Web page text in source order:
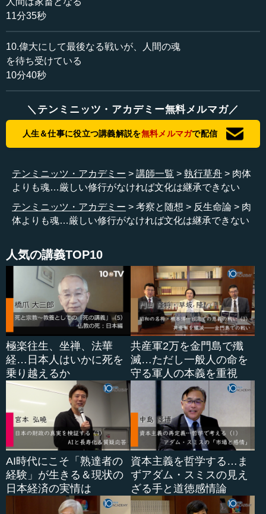
時代とともに少しずつ激しくなる。人間は神を失い、文化
を支える価値も失ってしまった。
だから、文化の継承は今後できません。文化を継承しよ
うと思っている人は、嫌なことを言いますが、諦めたほう
がいい。なぜなら、文化の継承は「修行」によってなされ
修行とは教えです。師匠から弟子へ、先生から弟子へと
受け継がれてきたのが人類文化です。でも、今はご存じだ
と思いますが、厳しいものはすべて、「パワハラ」「ハラ
ハラスメントでひどいものも、もちろんあります。それ
もう終わったのだと捉えています。だって、継承させよう
としたら、人が嫌がることを押し付けなければならないで
人間は、自分が会得するまでは、「教え」は嫌なので
す。一番簡単な例でいえば、バイオリンやピアノの...
11分35秒
10.偉大にして最後なる戦いが、人間の魂
を待ち受けている
10分40秒
＼テンミニッツ・アカデミー無料メルマガ／
人生＆仕事に役立つ講義解説を無料メルマガで配信
テンミニッツ・アカデミー 講師一覧 執行草舟
肉体
よりも魂…厳しい修行がなければ文化は継承できない
テンミニッツ・アカデミー
考察と随想 反生命論
肉
体よりも魂…厳しい修行がなければ文化は継承できない
人気の講義TOP10
極楽往生、坐禅、法華
経…日本人はいかに死を
乗り越えるか
共産軍2万を金門島で殲
滅…ただし一般人の命を
守る軍人の本義を重視
AI時代にこそ「熟達者の
経験」が生きる＆現状の
日本経済の実情は
資本主義を哲学する…ま
ずアダム・スミスの見え
ざる手と道徳感情論